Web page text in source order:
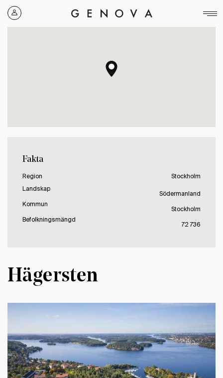
Genova
Property
Fakta
Region
Stockholm
Landskap
Södermanland
Kommun
Stockholm
Befolkningsmängd
72 736
Hägersten